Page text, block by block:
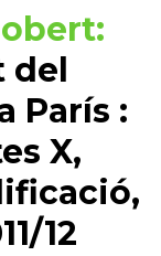
del
París :
X,
12